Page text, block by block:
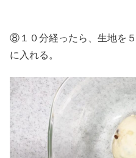
⑧１０分経ったら、生地を
に入れる。